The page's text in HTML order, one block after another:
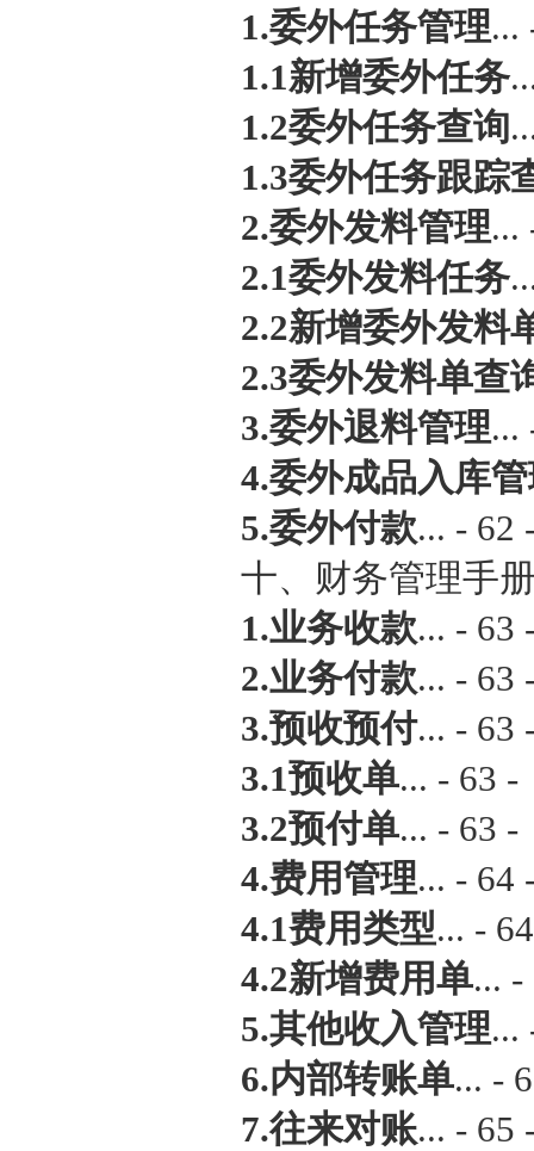
1.委外任务管理...
1.1新增委外任务
1.2委外任务查询
1.3委外任务跟踪
2.委外发料管理...
2.1委外发料任务
2.2新增委外发料
2.3委外发料单查
3.委外退料管理...
4.委外成品入库
5.委外付款... - 62
十、财务管理手
1.业务收款... - 63
2.业务付款... - 63
3.预收预付... - 63
3.1预收单... - 63 -
3.2预付单... - 63 -
4.费用管理... - 64
4.1费用类型... -
4.2新增费用单... -
5.其他收入管理...
6.内部转账单... -
7.往来对账... - 65